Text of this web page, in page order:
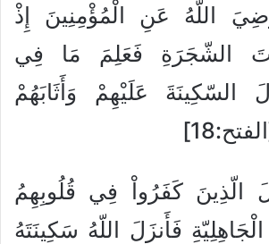
اللّهُ عَنِ الْمُؤْمِنِينَ إِذْ
الشّجَرَةِ فَعَلِمَ مَا فِي
السّكِينَةَ عَلَيْهِمْ وَأَثَابَهُمْ
الّذِينَ كَفَرُواْ فِي قُلُوبِهِمُ
فَأَنزَلَ اللّهُ سَكِينَتَهُ